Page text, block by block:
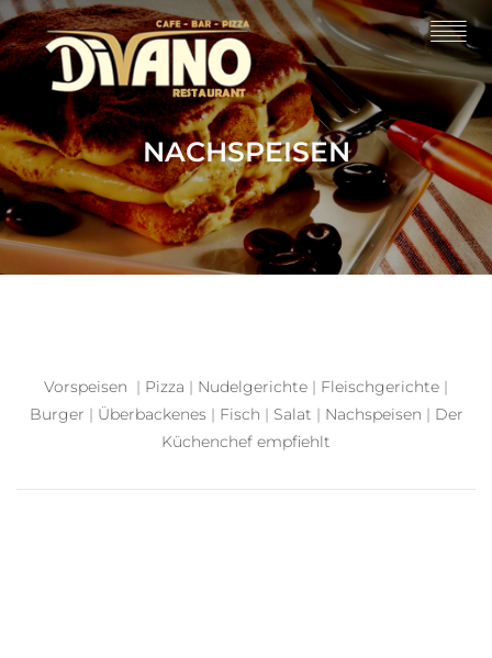
NACHSPEISEN
Vorspeisen | Pizza | Nudelgerichte | Fleischgerichte |
Burger | Überbackenes | Fisch | Salat | Nachspeisen | Der
Küchenchef empfiehlt